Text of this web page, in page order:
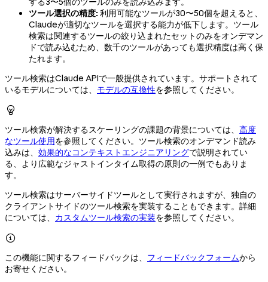
ツール選択の精度:利用可能なツールが30〜50個を超えると、
Claudeが適切なツールを選択する能力が低下します。ツール
検索は関連するツールの絞り込まれたセットのみをオンデマン
ドで読み込むため、数千のツールがあっても選択精度は高く保
たれます。
ツール検索はClaude APIで一般提供されています。サポートされて
いるモデルについては、 モデルの互換性を参照してください。

ツール検索が解決するスケーリングの課題の背景については、 高度
なツール使用を参照してください。ツール検索のオンデマンド読み
込みは、 効果的なコンテキストエンジニアリングで説明されてい
る、より広範なジャストインタイム取得の原則の一例でもありま
す。
ツール検索はサーバーサイドツールとして実行されますが、独自の
クライアントサイドのツール検索を実装することもできます。詳細
については、 カスタムツール検索の実装を参照してください。

この機能に関するフィードバックは、 フィードバックフォームから
お寄せください。